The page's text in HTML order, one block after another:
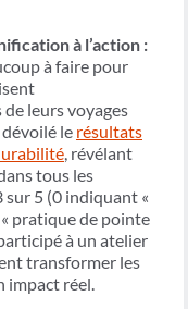
à l’action :
à faire pour
leurs voyages
le résultats
, révélant
tous les
sur 5 (0 indiquant «
pratique de pointe
à un atelier
transformer les
impact réel.